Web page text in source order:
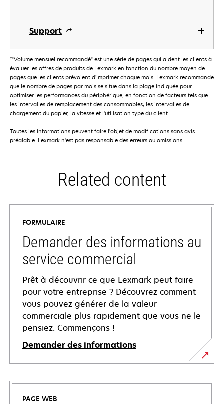
Support
†"Volume mensuel recommandé" est une série de pages qui aident les clients à
évaluer les offres de produits de Lexmark en fonction du nombre moyen de
pages que les clients prévoient d’imprimer chaque mois. Lexmark recommande
que le nombre de pages par mois se situe dans la plage indiquée pour
optimiser les performances du périphérique, en fonction de facteurs tels que:
les intervalles de remplacement des consommables, les intervalles de
chargement du papier, la vitesse et l'utilisation type du client.
Toutes les informations peuvent faire l'objet de modifications sans avis
préalable. Lexmark n'est pas responsable des erreurs ou omissions.
Related content
FORMULAIRE
Demander des informations au
service commercial
Prêt à découvrir ce que Lexmark peut faire
pour votre entreprise ? Découvrez comment
vous pouvez générer de la valeur
commerciale plus rapidement que vous ne le
pensiez. Commençons !
Demander des informations
PAGE WEB